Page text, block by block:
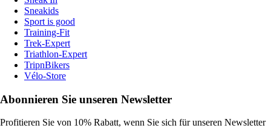
Sneakids
Sport is good
Training-Fit
Trek-Expert
Triathlon-Expert
TripnBikers
Vélo-Store
Abonnieren Sie unseren Newsletter
Profitieren Sie von 10% Rabatt, wenn Sie sich für unseren Newsletter